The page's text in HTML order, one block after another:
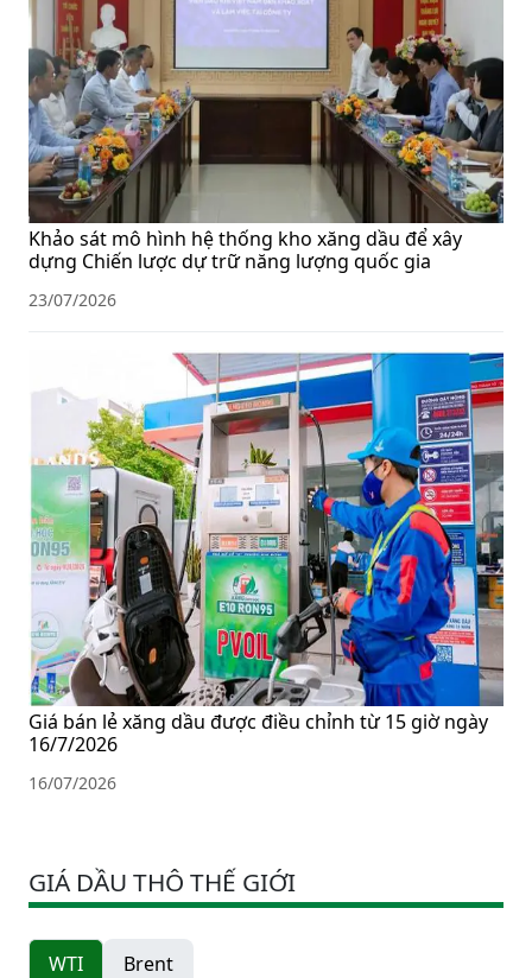
Khảo sát mô hình hệ thống kho xăng dầu để xây
dựng Chiến lược dự trữ năng lượng quốc gia
23/07/2026
Giá bán lẻ xăng dầu được điều chỉnh từ 15 giờ ngày
16/7/2026
16/07/2026
GIÁ DẦU THÔ THẾ GIỚI
WTI Brent